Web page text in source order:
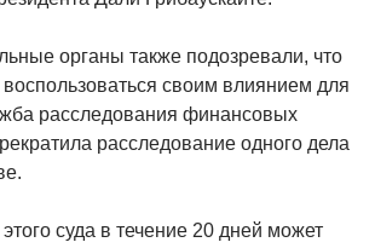
органы также подозревали, что
воспользоваться своим влиянием для
расследования финансовых
расследование одного дела
суда в течение 20 дней может